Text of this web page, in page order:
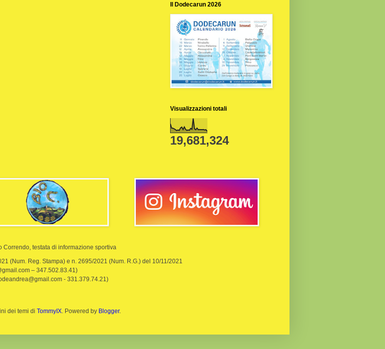
Il Dodecarun 2026
Visualizzazioni totali
19,681,324
Correndo, testata di informazione sportiva
(Num. Reg. Stampa) e n. 2695/2021 (Num. R.G.) del 10/11/2021
– 347.502.83.41)
- 331.379.74.21)
dei temi di TommyIX. Powered by Blogger.